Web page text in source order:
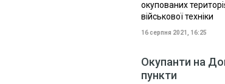
окупованих
військової техніки
16 серпня 2021, 16:25
Окупанти на
пункти